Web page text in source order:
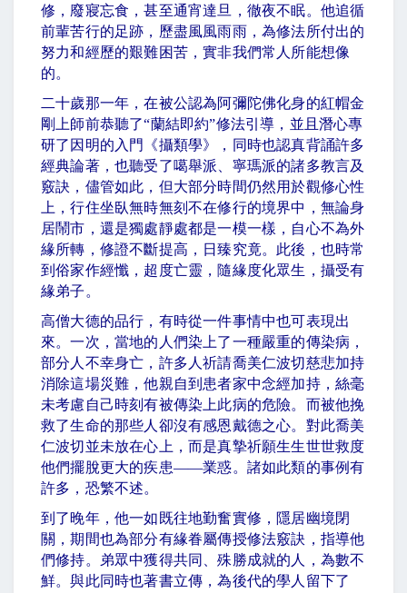
修，廢寢忘食，甚至通宵達旦，徹夜不眠。他追循
前輩苦行的足跡，歷盡風風雨雨，為修法所付出的
努力和經歷的艱難困苦，實非我們常人所能想像
的。
二十歲那一年，在被公認為阿彌陀佛化身的紅帽金
剛上師前恭聽了“蘭結即約”修法引導，並且潛心專
研了因明的入門《攝類學》，同時也認真背誦許多
經典論著，也聽受了噶舉派、寧瑪派的諸多教言及
竅訣，儘管如此，但大部分時間仍然用於觀修心性
上，行住坐臥無時無刻不在修行的境界中，無論身
居鬧市，還是獨處靜處都是一模一樣，自心不為外
緣所轉，修證不斷提高，日臻究竟。此後，也時常
到俗家作經懺，超度亡靈，隨緣度化眾生，攝受有
緣弟子。
高僧大德的品行，有時從一件事情中也可表現出
來。一次，當地的人們染上了一種嚴重的傳染病，
部分人不幸身亡，許多人祈請喬美仁波切慈悲加持
消除這場災難，他親自到患者家中念經加持，絲毫
未考慮自己時刻有被傳染上此病的危險。而被他挽
救了生命的那些人卻沒有感恩戴德之心。對此喬美
仁波切並未放在心上，而是真摯祈願生生世世救度
他們擺脫更大的疾患——業惑。諸如此類的事例有
許多，恐繁不述。
到了晚年，他一如既往地勤奮實修，隱居幽境閉
關，期間也為部分有緣眷屬傳授修法竅訣，指導他
們修持。弟眾中獲得共同、殊勝成就的人，為數不
鮮。與此同時也著書立傳，為後代的學人留下了